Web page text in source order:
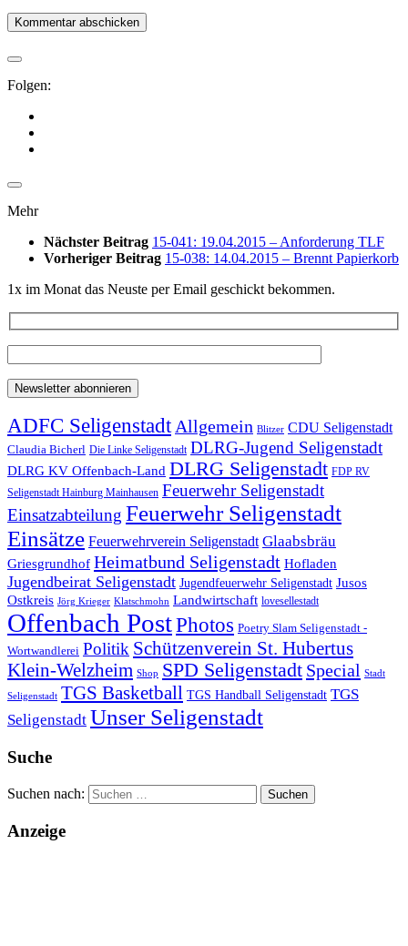
Folgen:
Mehr
Nächster Beitrag 15-041: 19.04.2015 – Anforderung TLF
Vorheriger Beitrag 15-038: 14.04.2015 – Brennt Papierkorb
1x im Monat das Neuste per Email geschickt bekommen.
ADFC SeligenstadtAllgemein Blitzer CDU Seligenstadt
Claudia Bicherl Die Linke Seligenstadt DLRG-Jugend Seligenstadt
DLRG KV Offenbach-Land DLRG Seligenstadt FDP RV
Seligenstadt Hainburg Mainhausen Feuerwehr Seligenstadt
Einsatzabteilung Feuerwehr Seligenstadt
Einsätze Feuerwehrverein Seligenstadt Glaabsbräu
Griesgrundhof Heimatbund Seligenstadt Hofladen
Jugendbeirat Seligenstadt Jugendfeuerwehr Seligenstadt Jusos
Ostkreis Jörg Krieger Klatschmohn Landwirtschaft lovesellestadt
Offenbach PostPhotos Poetry Slam Seligenstadt -
Wortwandlerei Politik Schützenverein St. Hubertus
Klein-Welzheim Shop SPD Seligenstadt Special Stadt
Seligenstadt TGS Basketball TGS Handball Seligenstadt TGS
Seligenstadt Unser Seligenstadt
Suche
Suchen nach:
Anzeige